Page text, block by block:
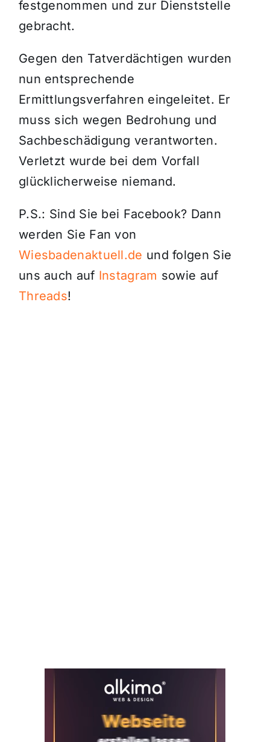
festgenommen und zur Dienststelle
gebracht.
Gegen den Tatverdächtigen wurden
nun entsprechende
Ermittlungsverfahren eingeleitet. Er
muss sich wegen Bedrohung und
Sachbeschädigung verantworten.
Verletzt wurde bei dem Vorfall
glücklicherweise niemand.
P.S.: Sind Sie bei Facebook? Dann
werden Sie Fan von
Wiesbadenaktuell.de und folgen Sie
uns auch auf Instagram sowie auf
Threads!